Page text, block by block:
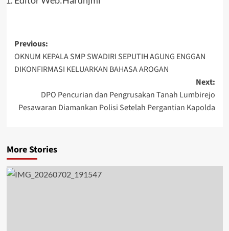
Post
navigation
Previous:
OKNUM KEPALA SMP SWADIRI SEPUTIH AGUNG ENGGAN
DIKONFIRMASI KELUARKAN BAHASA AROGAN
Next:
DPO Pencurian dan Pengrusakan Tanah Lumbirejo
Pesawaran Diamankan Polisi Setelah Pergantian Kapolda
More Stories